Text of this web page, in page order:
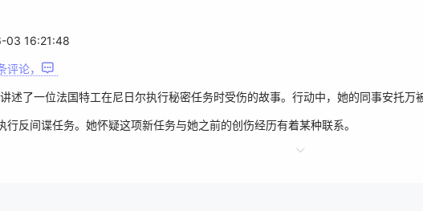
03 16:21:48
评论，
讲述了一位法国特工在尼日尔执行秘密任务时受伤的故事。行动中，她的同事安托
行反间谍任务。她怀疑这项新任务与她之前的创伤经历有着某种联系。